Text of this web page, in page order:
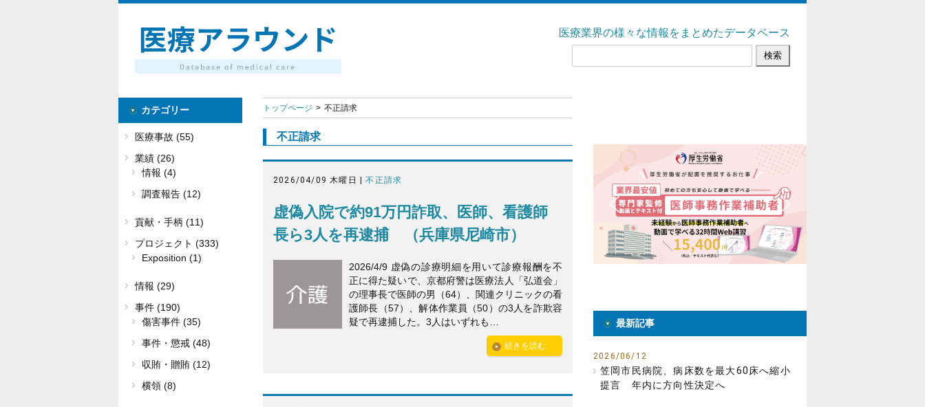
医療業界の様々な情報をまとめたデータベース
トップページ 不正請求
不正請求
2026/04/09 木曜日 |不正請求
虚偽入院で約91万円詐取、医師、看護師
長ら3人を再逮捕 （兵庫県尼崎市）
2026/4/9 虚偽の診療明細を用いて診療報酬を不
正に得た疑いで、京都府警は医療法人「弘道会」
の理事長で医師の男（64）、関連クリニックの看
護師長（57）、解体作業員（50）の3人を詐欺容
疑で再逮捕した。3人はいずれも…
続きを読む
最新記事
2026/06/12
笠岡市民病院、病床数を最大60床へ縮小
提言 年内に方向性決定へ
カテゴリー
医療事故 (55)
業績 (26)
情報 (4)
調査報告 (12)
貢献・手柄 (11)
プロジェクト (333)
Exposition (1)
情報 (29)
事件 (190)
傷害事件 (35)
事件・懲戒 (48)
収賄・贈賄 (12)
横領 (8)